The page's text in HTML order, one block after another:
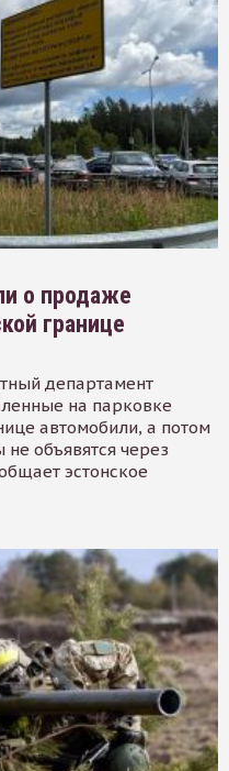
о продаже
границе
департамент
на парковке
автомобили, а потом
объявятся через
эстонское